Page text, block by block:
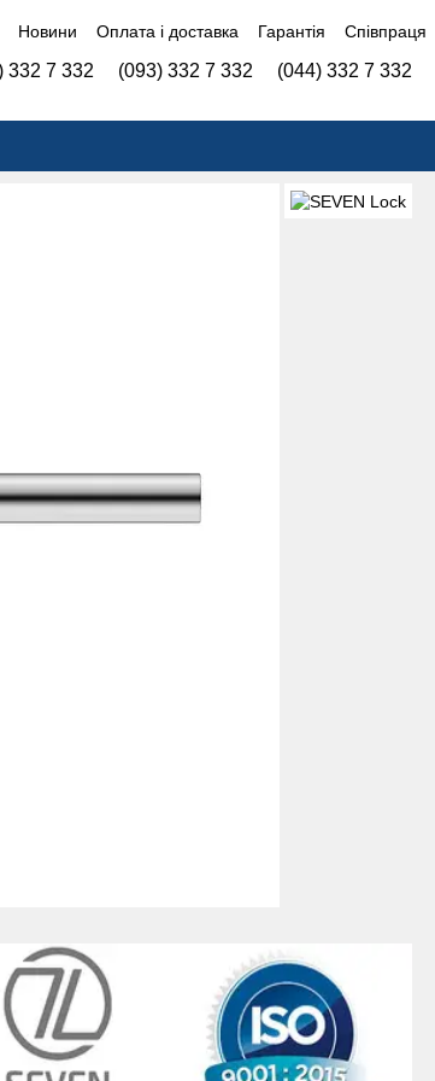
Новини Оплата і доставка Гарантія Співпраця
332 7 332 (093) 332 7 332 (044) 332 7 332